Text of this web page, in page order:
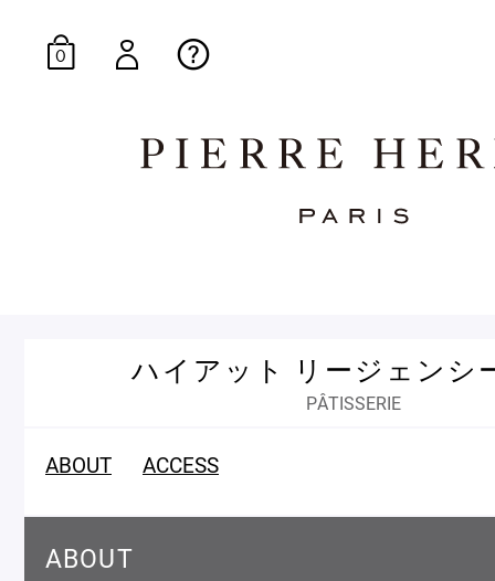
E-Gourmandise
マカロンギフト
Macarons
0
ハイアット リージェンシ
PÂTISSERIE
ABOUT ACCESS
ABOUT